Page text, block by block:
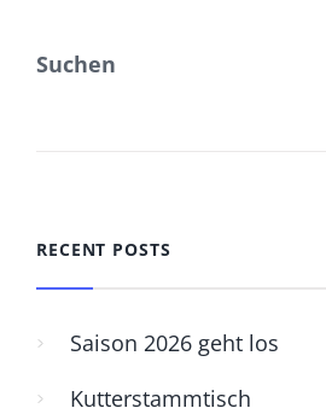
Suchen
RECENT POSTS
Saison 2026 geht los
Kutterstammtisch